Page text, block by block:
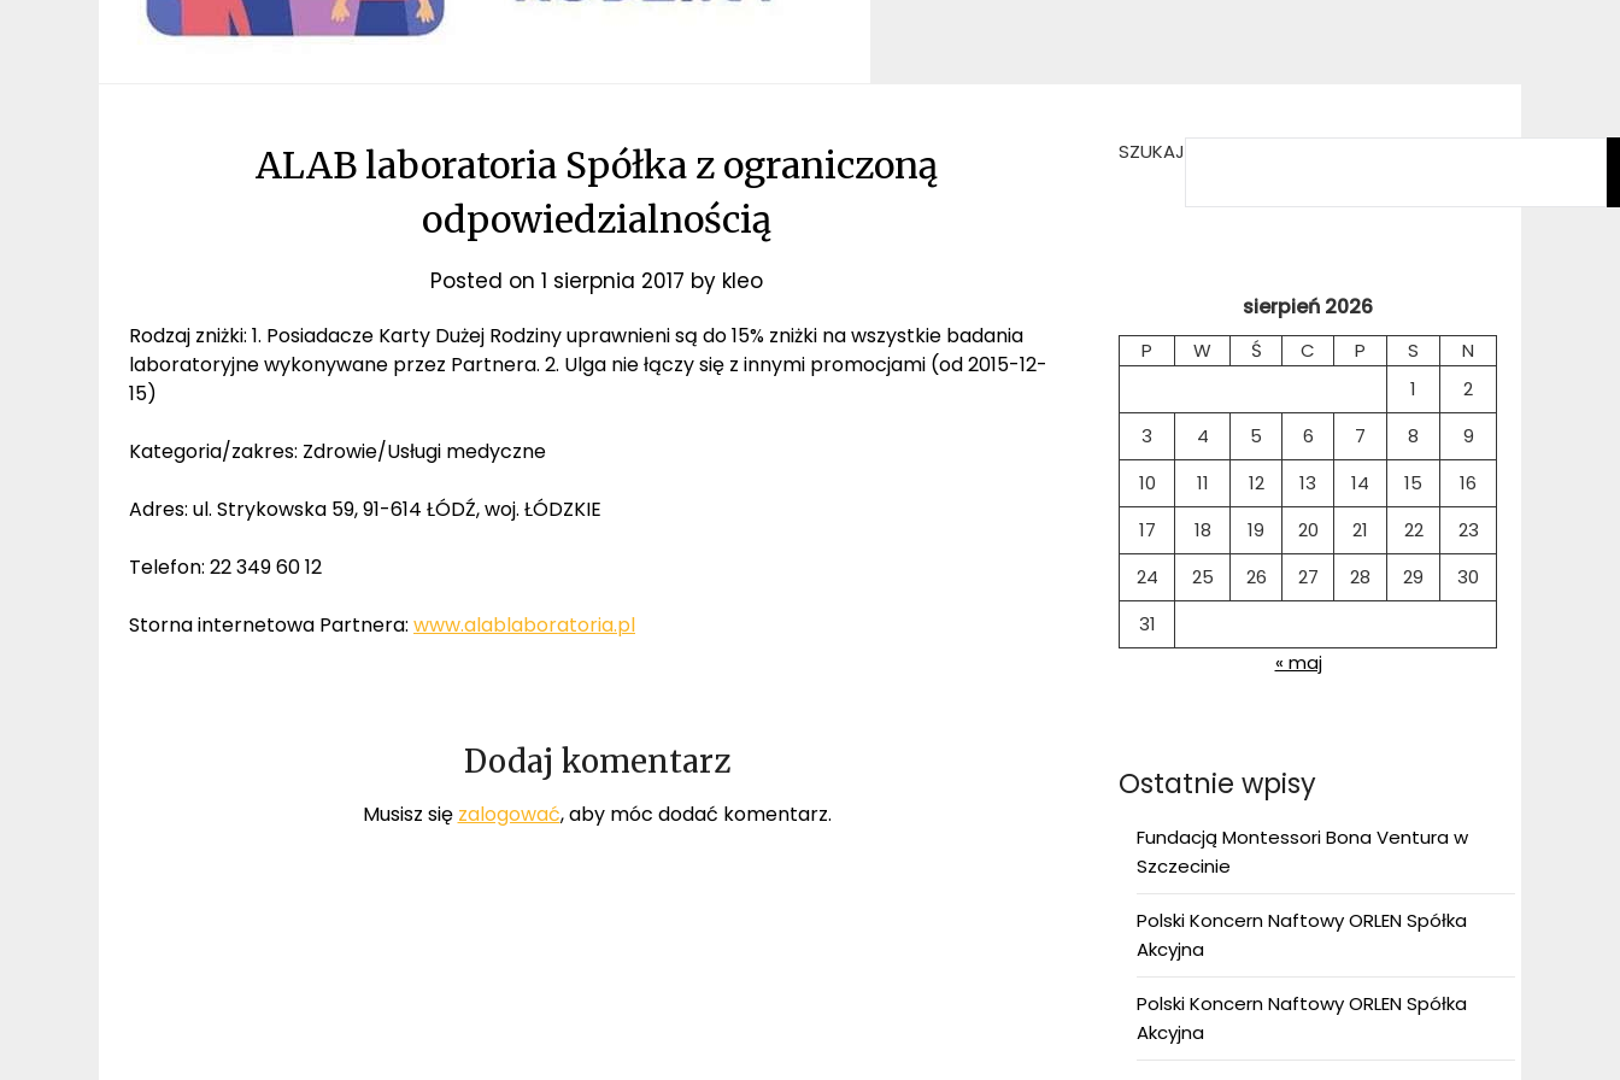
ALAB laboratoria Spółka z ograniczoną
odpowiedzialnością
Posted on 1 sierpnia 2017 by kleo
Rodzaj zniżki: 1. Posiadacze Karty Dużej Rodziny uprawnieni są do 15% zniżki na wszystkie badania
laboratoryjne wykonywane przez Partnera. 2. Ulga nie łączy się z innymi promocjami (od 2015-12-
15)
Kategoria/zakres: Zdrowie/Usługi medyczne
Adres: ul. Strykowska 59, 91-614 ŁÓDŹ, woj. ŁÓDZKIE
Telefon: 22 349 60 12
Storna internetowa Partnera: www.alablaboratoria.pl
Dodaj komentarz
Musisz się zalogować, aby móc dodać komentarz.
SZUKAJ
sierpień 2026
P W Ś C P S
N
1
2
3
4 5 6 7 8
9
10
11 12 13 14 15
16
17
18 19 20 21 22
23
24
25 26 27 28 29
30
31
« maj
Ostatnie wpisy
Fundacją Montessori Bona Ventura w
Szczecinie
Polski Koncern Naftowy ORLEN Spółka
Akcyjna
Polski Koncern Naftowy ORLEN Spółka
Akcyjna